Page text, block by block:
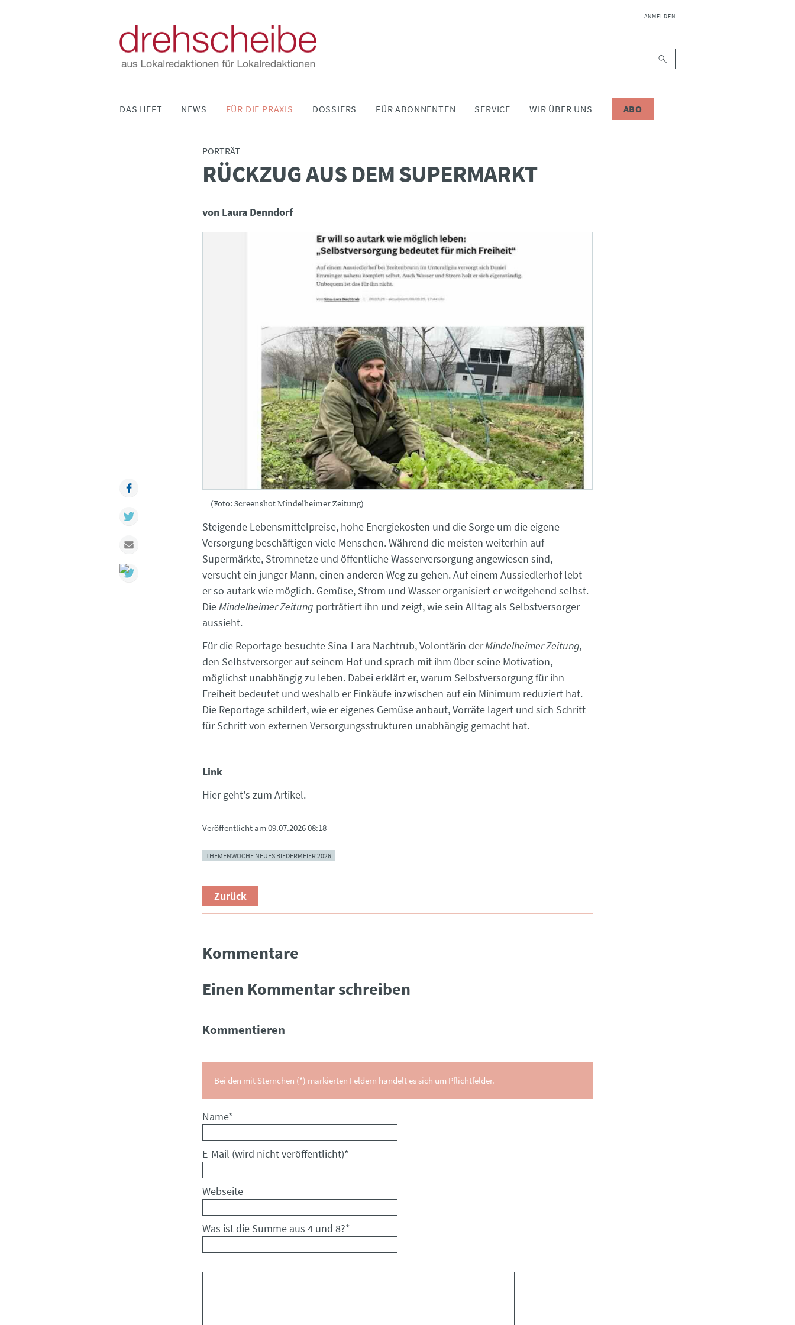
NAVIGATION
ANMELDEN
DAS HEFT NEWS FÜR DIE PRAXIS DOSSIERS FÜR ABONNENTEN SERVICE WIR ÜBER UNS ABO
PORTRÄT
RÜCKZUG AUS DEM SUPERMARKT
von Laura Denndorf
(Foto: Screenshot Mindelheimer Zeitung)
Steigende Lebensmittelpreise, hohe Energiekosten und die Sorge um die eigene
Versorgung beschäftigen viele Menschen. Während die meisten weiterhin auf
Supermärkte, Stromnetze und öffentliche Wasserversorgung angewiesen sind,
versucht ein junger Mann, einen anderen Weg zu gehen. Auf einem Aussiedlerhof lebt
er so autark wie möglich. Gemüse, Strom und Wasser organisiert er weitgehend selbst.
DieMindelheimer Zeitung porträtiert ihn und zeigt, wie sein Alltag als Selbstversorger
aussieht.
Für die Reportage besuchte Sina-Lara Nachtrub, Volontärin derMindelheimer Zeitung,
den Selbstversorger auf seinem Hof und sprach mit ihm über seine Motivation,
möglichst unabhängig zu leben. Dabei erklärt er, warum Selbstversorgung für ihn
Freiheit bedeutet und weshalb er Einkäufe inzwischen auf ein Minimum reduziert hat.
Die Reportage schildert, wie er eigenes Gemüse anbaut, Vorräte lagert und sich Schritt
für Schritt von externen Versorgungsstrukturen unabhängig gemacht hat.
Link
Hier geht's zum Artikel.
Veröffentlicht am09.07.2026 08:18
THEMENWOCHE NEUES BIEDERMEIER 2026
Zurück
Kommentare
Einen Kommentar schreiben
Kommentieren
Bei den mit Sternchen (*) markierten Feldern handelt es sich um Pflichtfelder.
Pflichtfeld
Name*
Pflichtfeld
E-Mail (wird nicht veröffentlicht)*
Webseite
Was ist die Summe aus 4 und 8?*